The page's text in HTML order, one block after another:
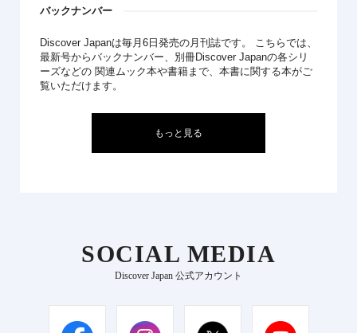
バックナンバー
Discover Japanは毎月6日発売の月刊誌です。 こちらでは、
最新号からバックナンバー、別冊Discover Japanの各シリ
ーズなどの 関連ムック本や書籍まで、本書に関する本がご
覧いただけます。
もっと見る
SOCIAL MEDIA
Discover Japan 公式アカウント